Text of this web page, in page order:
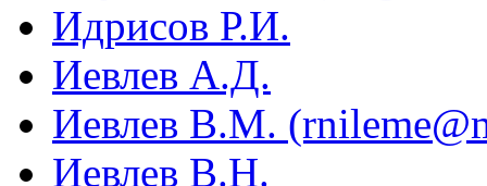
Идрисов Р.И.
Иевлев А.Д.
Иевлев В.М.
Иевлев В.Н.